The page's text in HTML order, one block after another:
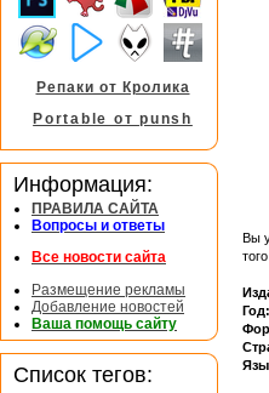
Вы
Год:
Репаки от Кролика
Portable от punsh
Информация:
ПРАВИЛА САЙТА
Вопросы и ответы
Все новости сайта
Размещение рекламы
Добавление новостей
Ваша помощь сайту
Список тегов: